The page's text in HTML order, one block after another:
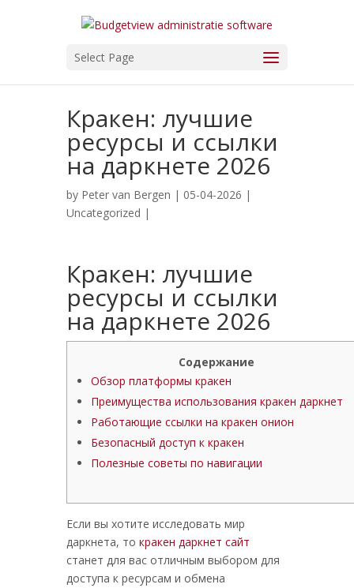
Select Page
Кракен: лучшие
ресурсы и ссылки
на даркнете 2026
by Peter van Bergen | 05-04-2026 |
Uncategorized |
Кракен: лучшие
ресурсы и ссылки
на даркнете 2026
Содержание
Обзор платформы кракен
Преимущества использования кракен даркнет
Работающие ссылки на кракен онион
Безопасный доступ к кракен
Полезные советы по навигации
Если вы хотите исследовать мир
даркнета, то кракен даркнет сайт
станет для вас отличным выбором для
доступа к ресурсам и обмена